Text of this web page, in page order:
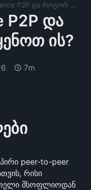
რა არის Binance P2P და როგორ გამოვიყენოთ ის?
P2P და
ის?
7m
peer-to-peer
რისი
მსოფლიოდან